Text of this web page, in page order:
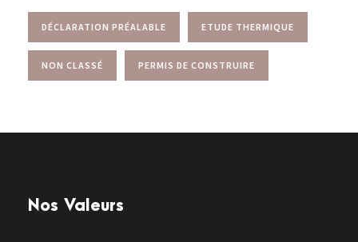
DÉCLARATION PRÉALABLE ETUDE THERMIQUE
NON CLASSÉ PERMIS DE CONSTRUIRE
Nos Valeurs